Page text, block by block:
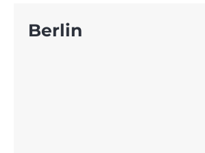
Berlin